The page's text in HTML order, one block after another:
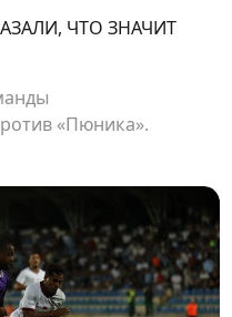
ЧТО ЗНАЧИТ
«Пюника».